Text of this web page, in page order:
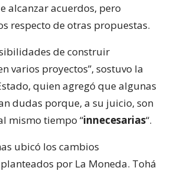
alcanzar acuerdos, pero
respecto de otras propuestas.
de construir
varios proyectos”, sostuvo la
quien agregó que algunas
dudas porque, a su juicio, son
mismo tiempo “innecesarias“.
ubicó los cambios
por La Moneda. Tohá